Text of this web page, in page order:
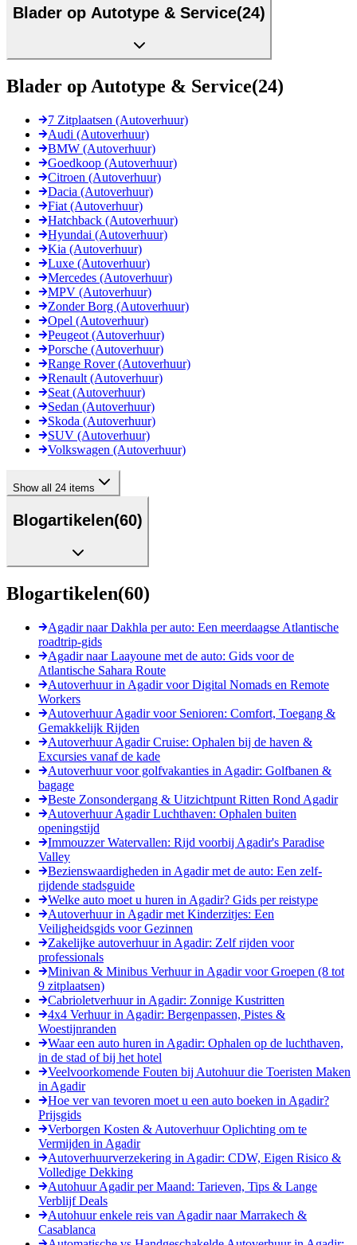
Blader op Autotype & Service(24)
Blader op Autotype & Service(24)
7 Zitplaatsen (Autoverhuur)
Audi (Autoverhuur)
BMW (Autoverhuur)
Goedkoop (Autoverhuur)
Citroen (Autoverhuur)
Dacia (Autoverhuur)
Fiat (Autoverhuur)
Hatchback (Autoverhuur)
Hyundai (Autoverhuur)
Kia (Autoverhuur)
Luxe (Autoverhuur)
Mercedes (Autoverhuur)
MPV (Autoverhuur)
Zonder Borg (Autoverhuur)
Opel (Autoverhuur)
Peugeot (Autoverhuur)
Porsche (Autoverhuur)
Range Rover (Autoverhuur)
Renault (Autoverhuur)
Seat (Autoverhuur)
Sedan (Autoverhuur)
Skoda (Autoverhuur)
SUV (Autoverhuur)
Volkswagen (Autoverhuur)
Show all 24 items
Blogartikelen(60)
Blogartikelen(60)
Agadir naar Dakhla per auto: Een meerdaagse Atlantische
roadtrip-gids
Agadir naar Laayoune met de auto: Gids voor de
Atlantische Sahara Route
Autoverhuur in Agadir voor Digital Nomads en Remote
Workers
Autoverhuur Agadir voor Senioren: Comfort, Toegang &
Gemakkelijk Rijden
Autoverhuur Agadir Cruise: Ophalen bij de haven &
Excursies vanaf de kade
Autoverhuur voor golfvakanties in Agadir: Golfbanen &
bagage
Beste Zonsondergang & Uitzichtpunt Ritten Rond Agadir
Autoverhuur Agadir Luchthaven: Ophalen buiten
openingstijd
Immouzzer Watervallen: Rijd voorbij Agadir's Paradise
Valley
Bezienswaardigheden in Agadir met de auto: Een zelf-
rijdende stadsguide
Welke auto moet u huren in Agadir? Gids per reistype
Autoverhuur in Agadir met Kinderzitjes: Een
Veiligheidsgids voor Gezinnen
Zakelijke autoverhuur in Agadir: Zelf rijden voor
professionals
Minivan & Minibus Verhuur in Agadir voor Groepen (8 tot
9 zitplaatsen)
Cabrioletverhuur in Agadir: Zonnige Kustritten
4x4 Verhuur in Agadir: Bergenpassen, Pistes &
Woestijnranden
Waar een auto huren in Agadir: Ophalen op de luchthaven,
in de stad of bij het hotel
Veelvoorkomende Fouten bij Autohuur die Toeristen Maken
in Agadir
Hoe ver van tevoren moet u een auto boeken in Agadir?
Prijsgids
Verborgen Kosten & Autoverhuur Oplichting om te
Vermijden in Agadir
Autoverhuurverzekering in Agadir: CDW, Eigen Risico &
Volledige Dekking
Autohuur Agadir per Maand: Tarieven, Tips & Lange
Verblijf Deals
Autohuur enkele reis van Agadir naar Marrakech &
Casablanca